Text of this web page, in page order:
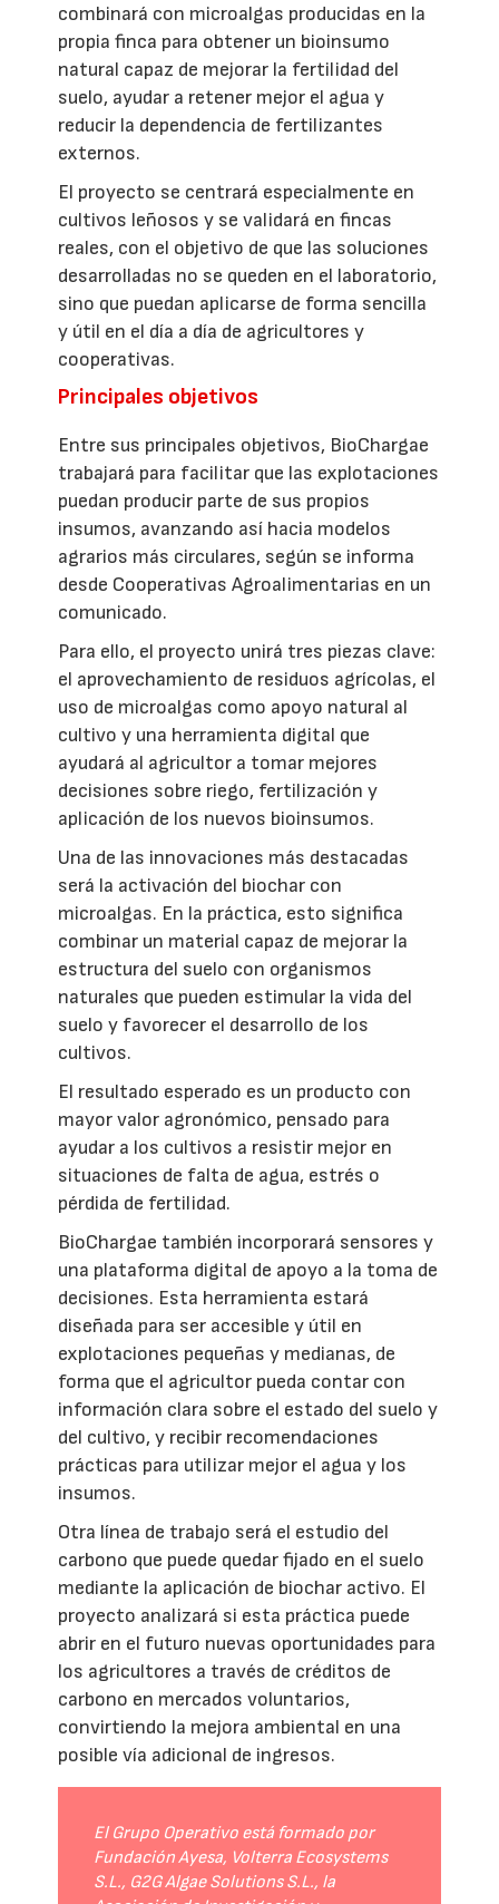
combinará con microalgas producidas en la
propia finca para obtener un bioinsumo
natural capaz de mejorar la fertilidad del
suelo, ayudar a retener mejor el agua y
reducir la dependencia de fertilizantes
externos.
El proyecto se centrará especialmente en
cultivos leñosos y se validará en fincas
reales, con el objetivo de que las soluciones
desarrolladas no se queden en el laboratorio,
sino que puedan aplicarse de forma sencilla
y útil en el día a día de agricultores y
cooperativas.
Principales objetivos
Entre sus principales objetivos, BioChargae
trabajará para facilitar que las explotaciones
puedan producir parte de sus propios
insumos, avanzando así hacia modelos
agrarios más circulares, según se informa
desde Cooperativas Agroalimentarias en un
comunicado.
Para ello, el proyecto unirá tres piezas clave:
el aprovechamiento de residuos agrícolas, el
uso de microalgas como apoyo natural al
cultivo y una herramienta digital que
ayudará al agricultor a tomar mejores
decisiones sobre riego, fertilización y
aplicación de los nuevos bioinsumos.
Una de las innovaciones más destacadas
será la activación del biochar con
microalgas. En la práctica, esto significa
combinar un material capaz de mejorar la
estructura del suelo con organismos
naturales que pueden estimular la vida del
suelo y favorecer el desarrollo de los
cultivos.
El resultado esperado es un producto con
mayor valor agronómico, pensado para
ayudar a los cultivos a resistir mejor en
situaciones de falta de agua, estrés o
pérdida de fertilidad.
BioChargae también incorporará sensores y
una plataforma digital de apoyo a la toma de
decisiones. Esta herramienta estará
diseñada para ser accesible y útil en
explotaciones pequeñas y medianas, de
forma que el agricultor pueda contar con
información clara sobre el estado del suelo y
del cultivo, y recibir recomendaciones
prácticas para utilizar mejor el agua y los
insumos.
Otra línea de trabajo será el estudio del
carbono que puede quedar fijado en el suelo
mediante la aplicación de biochar activo. El
proyecto analizará si esta práctica puede
abrir en el futuro nuevas oportunidades para
los agricultores a través de créditos de
carbono en mercados voluntarios,
convirtiendo la mejora ambiental en una
posible vía adicional de ingresos.
El Grupo Operativo está formado por
Fundación Ayesa, Volterra Ecosystems
S.L., G2G Algae Solutions S.L., la